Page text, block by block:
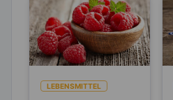
LEBENSMITTEL